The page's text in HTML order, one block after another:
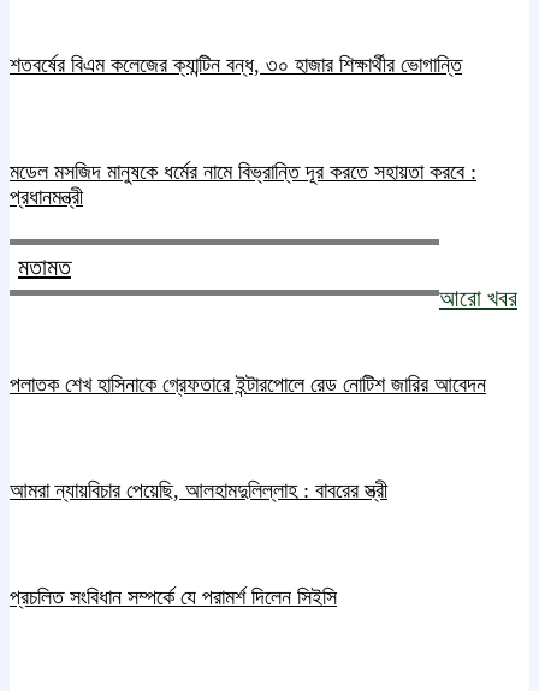
শতবর্ষের বিএম কলেজের ক্যান্টিন বন্ধ, ৩০ হাজার শিক্ষার্থীর ভোগান্তি
মডেল মসজিদ মানুষকে ধর্মের নামে বিভ্রান্তি দূর করতে সহায়তা করবে :
প্রধানমন্ত্রী
আরো খবর
মতামত
পলাতক শেখ হাসিনাকে গ্রেফতারে ইন্টারপোলে রেড নোটিশ জারির আবেদন
আমরা ন্যায়বিচার পেয়েছি, আলহামদুলিল্লাহ : বাবরের স্ত্রী
প্রচলিত সংবিধান সম্পর্কে যে পরামর্শ দিলেন সিইসি